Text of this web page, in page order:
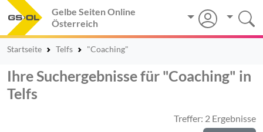
Gelbe Seiten Online
Österreich
Startseite Telfs "Coaching"
Ihre Suchergebnisse für "Coaching" in
Telfs
Treffer: 2 Ergebnisse